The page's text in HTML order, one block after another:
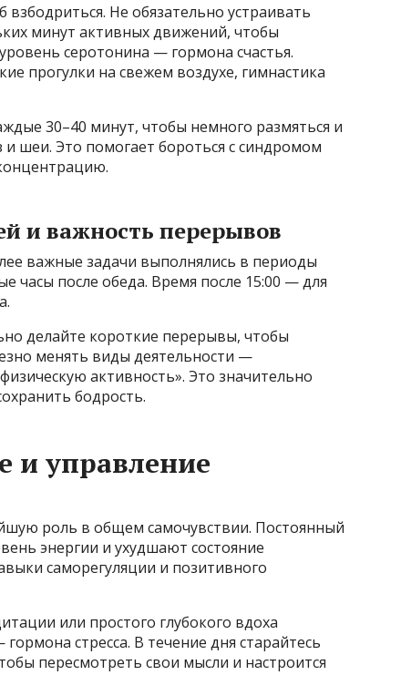
Не обязательно устраивать
минут активных движений, чтобы
серотонина — гормона счастья.
прогулки на свежем воздухе, гимнастика
30–40 минут, чтобы немного размяться и
шеи. Это помогает бороться с синдромом
и важность перерывов
важные задачи выполнялись в периоды
часы после обеда. Время после 15:00 — для
делайте короткие перерывы, чтобы
менять виды деятельности —
активность». Это значительно
бодрость.
и управление
роль в общем самочувствии. Постоянный
энергии и ухудшают состояние
саморегуляции и позитивного
или простого глубокого вдоха
стресса. В течение дня старайтесь
пересмотреть свои мысли и настроится